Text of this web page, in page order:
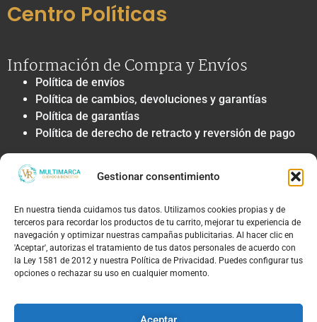
Gestionar consentimiento
En nuestra tienda cuidamos tus datos. Utilizamos cookies propias y de
terceros para recordar los productos de tu carrito, mejorar tu experiencia de
navegación y optimizar nuestras campañas publicitarias. Al hacer clic en
'Aceptar', autorizas el tratamiento de tus datos personales de acuerdo con
la Ley 1581 de 2012 y nuestra Política de Privacidad. Puedes configurar tus
opciones o rechazar su uso en cualquier momento.
Centro Políticas
Información de Compra y Envíos
Política de envíos
Política de cambios, devoluciones y garantías
Política de garantías
Política de derecho de retracto y reversión de pago
Privacidad y Tratamiento de Datos
Política de privacidad y tratamiento de datos
Autorización de contacto, marketing y
comunicaciones comerciales
Política de cookies
Términos Legales y Soporte